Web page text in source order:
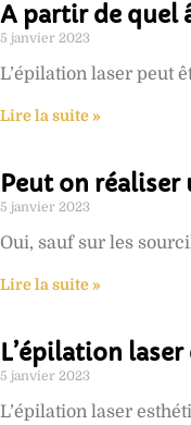
A partir de quel
5 janvier 2023
L’épilation laser peut
Lire la suite »
Peut on
5 janvier 2023
Oui, sauf sur les
Lire la suite »
L’épilation
5 janvier 2023
L’épilation laser